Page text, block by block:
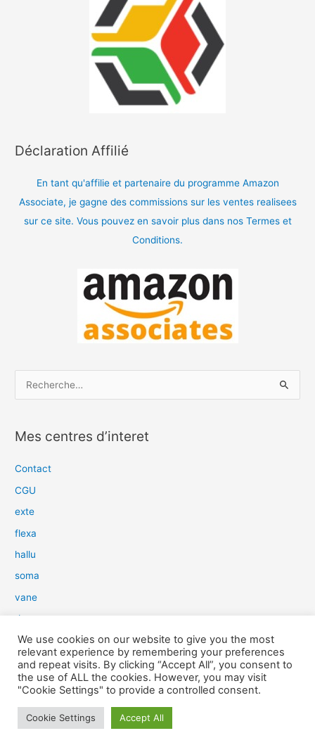
Déclaration Affilié
En tant qu'affilie et partenaire du programme Amazon
Associate, je gagne des commissions sur les ventes realisees
sur ce site. Vous pouvez en savoir plus dans nos Termes et
Conditions.
h
e
e
r
:
Mes centres d’interet
Contact
CGU
exte
flexa
hallu
soma
vane
dow
slim
aure
light
We use cookies on our website to give you the most
relevant experience by remembering your preferences
and repeat visits. By clicking “Accept All”, you consent to
the use of ALL the cookies. However, you may visit
"Cookie Settings" to provide a controlled consent.
Cookie Settings Accept All